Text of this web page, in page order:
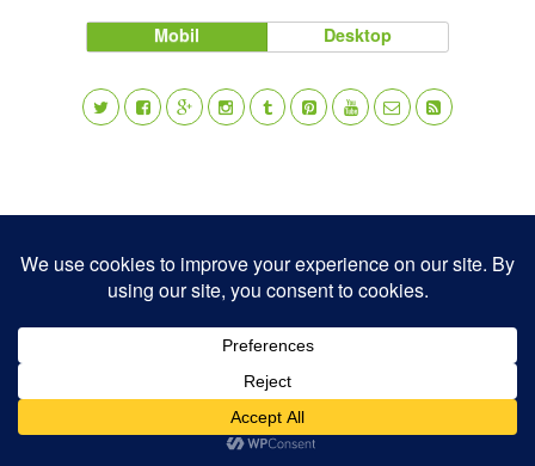
Mobil Desktop